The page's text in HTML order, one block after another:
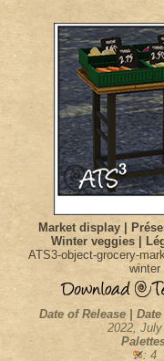
Market display |
Winter veggies |
ATS3-object-grocery-
winter
Date of Release |
2022,
: 4